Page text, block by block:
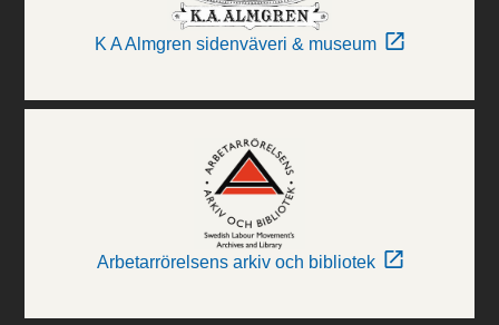
K A Almgren sidenväveri & museum
Arbetarrörelsens arkiv och bibliotek